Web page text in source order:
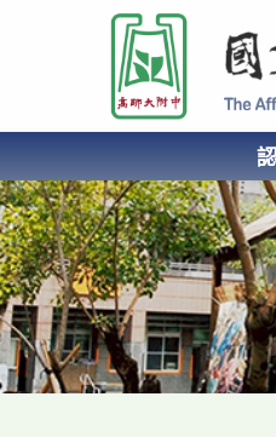
要
容
國立高雄師範大學附屬高級
AFFILIATED SENIOR